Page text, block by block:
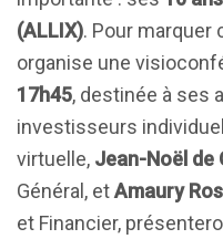
(ALLIX). Pour marquer
organise une
17h45, destinée à ses
investisseurs
virtuelle, Jean-Noël de
Général, etAmaury
et Financier,